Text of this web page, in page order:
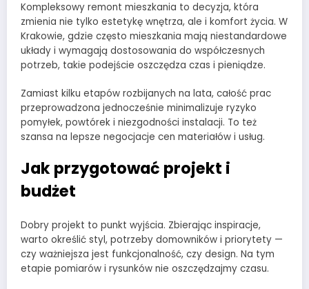
Kompleksowy remont mieszkania to decyzja, która
zmienia nie tylko estetykę wnętrza, ale i komfort życia. W
Krakowie, gdzie często mieszkania mają niestandardowe
układy i wymagają dostosowania do współczesnych
potrzeb, takie podejście oszczędza czas i pieniądze.
Zamiast kilku etapów rozbijanych na lata, całość prac
przeprowadzona jednocześnie minimalizuje ryzyko
pomyłek, powtórek i niezgodności instalacji. To też
szansa na lepsze negocjacje cen materiałów i usług.
Jak przygotować projekt i
budżet
Dobry projekt to punkt wyjścia. Zbierając inspiracje,
warto określić styl, potrzeby domowników i priorytety —
czy ważniejsza jest funkcjonalność, czy design. Na tym
etapie pomiarów i rysunków nie oszczędzajmy czasu.